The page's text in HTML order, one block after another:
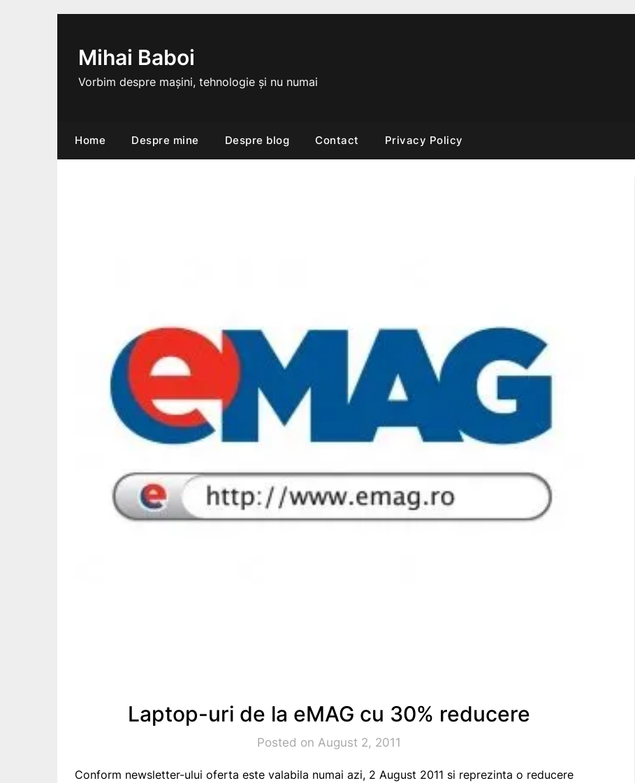
Mihai Baboi
Vorbim despre mașini, tehnologie și nu numai
Home Despre mine Despre blog Contact Privacy Policy
Laptop-uri de la eMAG cu 30% reducere
Posted on August 2, 2011
Conform newsletter-ului oferta este valabila numai azi, 2 August 2011 si reprezinta o reducere